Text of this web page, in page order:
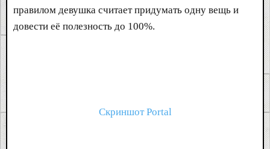
правилом девушка считает придумать одну вещь и
довести её полезность до 100%.
Скриншот Portal